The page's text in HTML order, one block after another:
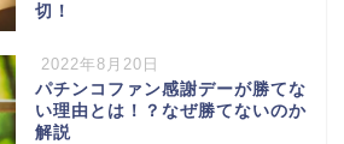
切！
2022年8月20日
パチンコファン感謝デーが勝てな
い理由とは！？なぜ勝てないのか
解説